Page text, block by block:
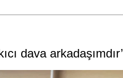
dava arkadaşımdır’